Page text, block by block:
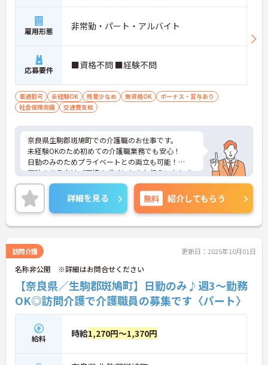
雇用形態 非常勤・パート・アルバイト
応募要件 ■資格不問 ■経験不問
車通勤可 未経験OK 残業少なめ 無資格OK
ボーナス・賞与あり
社会保険完備
交通費支給
奈良県生駒郡斑鳩町での介護職のお仕事です。
未経験OKのため初めての介護職業務でも安心！
日勤のみのためプライベートとの両立も可能！
興味のある方はご面接のポイントをお伝えいたしま
すので、ご気軽にお問い合わせください。
詳細を見る 無料 紹介してもらう
訪問介護 更新日：2025年10月01日
名称非公開 ※詳細はお問合せください
【奈良県／生駒郡斑鳩町】日勤のみ♪週3～勤務
OK◎訪問介護で介護職員の募集です〈パート〉
給料 時給1,270円～1,370円